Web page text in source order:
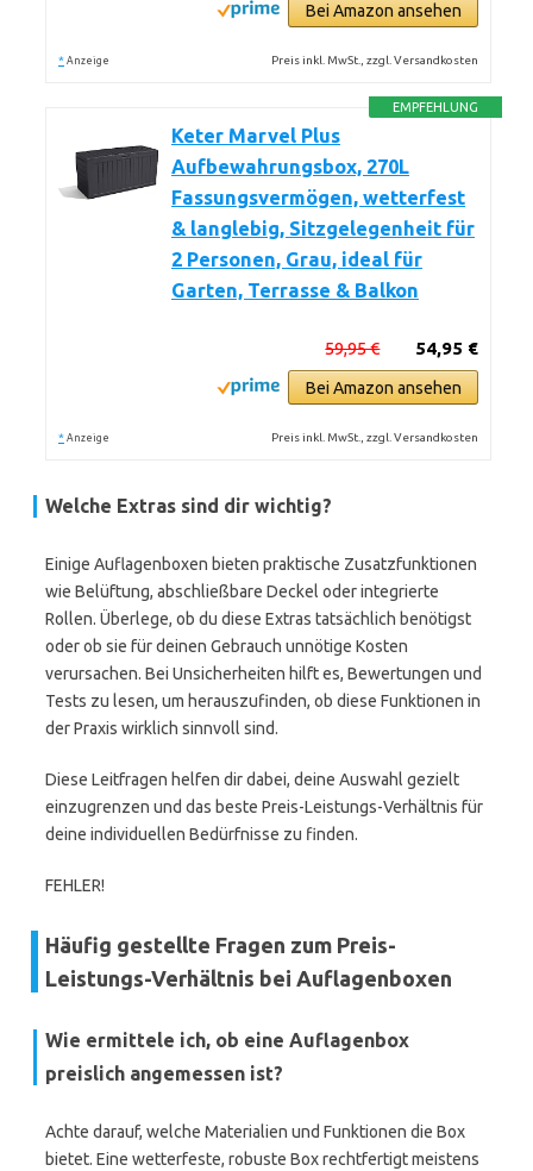
Bei Amazon ansehen
* Anzeige Preis inkl. MwSt., zzgl. Versandkosten
EMPFEHLUNG
Keter Marvel Plus
Aufbewahrungsbox, 270L
Fassungsvermögen, wetterfest
& langlebig, Sitzgelegenheit für
2 Personen, Grau, ideal für
Garten, Terrasse & Balkon
54,95 €
59,95 €
Bei Amazon ansehen
* Anzeige Preis inkl. MwSt., zzgl. Versandkosten
Welche Extras sind dir wichtig?
Einige Auflagenboxen bieten praktische Zusatzfunktionen
wie Belüftung, abschließbare Deckel oder integrierte
Rollen. Überlege, ob du diese Extras tatsächlich benötigst
oder ob sie für deinen Gebrauch unnötige Kosten
verursachen. Bei Unsicherheiten hilft es, Bewertungen und
Tests zu lesen, um herauszufinden, ob diese Funktionen in
der Praxis wirklich sinnvoll sind.
Diese Leitfragen helfen dir dabei, deine Auswahl gezielt
einzugrenzen und das beste Preis-Leistungs-Verhältnis für
deine individuellen Bedürfnisse zu finden.
FEHLER!
Häufig gestellte Fragen zum Preis-
Leistungs-Verhältnis bei Auflagenboxen
Wie ermittele ich, ob eine Auflagenbox
preislich angemessen ist?
Achte darauf, welche Materialien und Funktionen die Box
bietet. Eine wetterfeste, robuste Box rechtfertigt meistens